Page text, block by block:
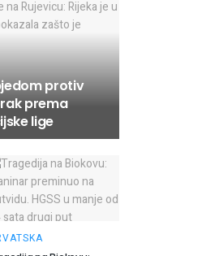
protiv
prema
lige